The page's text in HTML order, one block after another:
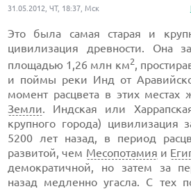
31.05.2012, ЧТ, 18:37, Мск
Это была самая старая и
цивилизация древности. Она
площадью 1,26 млн км2,
и поймы реки Инд от
момент расцвета в этих местах
Земли. Индская или
крупного города) цивилизация
5200 лет назад, в период
развитой, чем Месопотамия и
демократичной, но затем за
назад медленно угасла. С тех